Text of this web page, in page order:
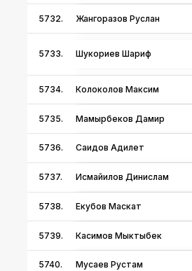
5732. Жангоразов Руслан
5733. Шукориев Шариф
5734. Колоколов Максим
5735. Мамырбеков Дамир
5736. Саидов Адилет
5737. Исмайилов Динислам
5738. Екубов Маскат
5739. Касимов Мыктыбек
5740. Мусаев Рустам